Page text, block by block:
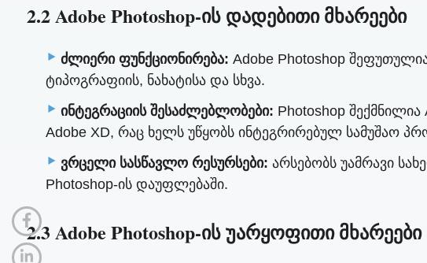
2.2 Adobe Photoshop-ის დადებითი მხარეები
ძლიერი ფუნქციონირება: Adobe Photoshop
ტიპოგრაფიის, ნახატისა და სხვა.
ინტეგრაციის შესაძლებლობები: Photoshop
Adobe XD, რაც ხელს უწყობს ინტეგრირებულ სამუშაო
ვრცელი სასწავლო რესურსები: არსებობს უამრავი
Photoshop-ის დაუფლებაში.
2.3 Adobe Photoshop-ის უარყოფითი მხარეები